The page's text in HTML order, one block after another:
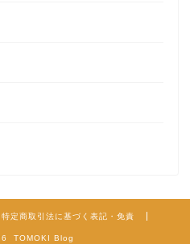
特定商取引法に基づく表記・免責
TOMOKI Blog